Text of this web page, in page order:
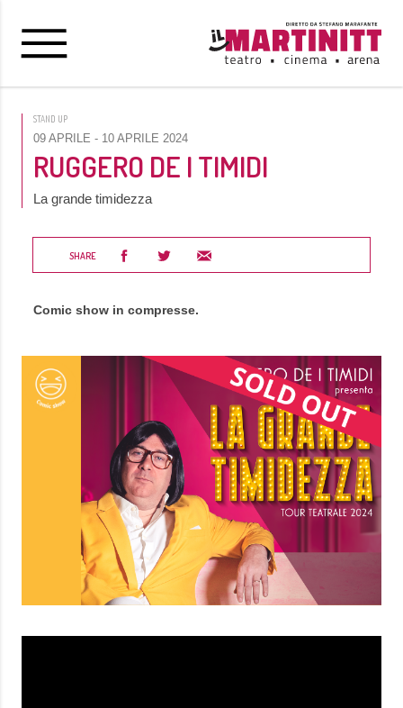
STAND UP
09 APRILE - 10 APRILE 2024
RUGGERO DE I TIMIDI
La grande timidezza
SHARE
Comic show in compresse.